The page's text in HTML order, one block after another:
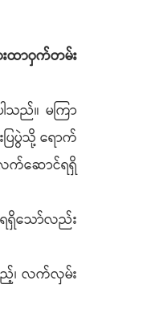
းထာဝှက်တမ်း
သည်။ မကြာ
ြပွဲသို့ ရောက်
လက်ဆောင်ရရှိ
ရှိသော်လည်း
ည့်၊ လက်လှမ်း